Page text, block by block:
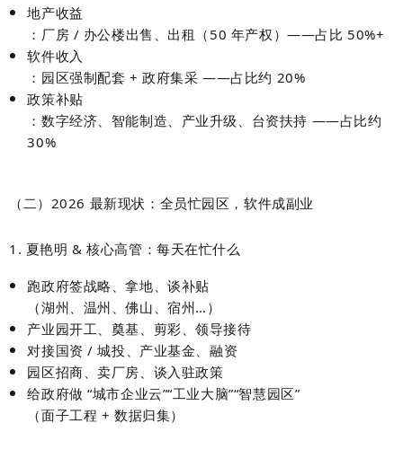
地产收益
：厂房 / 办公楼出售、出租 （50 年产权）——占比 50%+
软件收入
：园区强制配套 + 政府集采 ——占比约 20%
政策补贴
：数字经济、智能制造、产业升级、台资扶持 ——占比约
30%
（二）2026 最新现状：全员忙园区，软件成副业
1. 夏艳明 & 核心高管：每天在忙什么
跑政府签战略、拿地、谈补贴
（湖州、温州、佛山、宿州…）
产业园开工、奠基、剪彩、领导接待
对接国资 / 城投、产业基金、融资
园区招商、卖厂房、谈入驻政策
给政府做 “城市企业云”“工业大脑”“智慧园区”
（面子工程 + 数据归集）